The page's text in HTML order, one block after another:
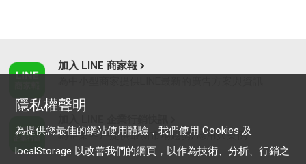
加入 LINE 商家報
為企業客戶提供最新市場趨勢, 應用與案例
隱私權聲明
為提供您最佳的網站使用體驗，我們使用 Cookies 及
localStorage 以改善我們的網頁，以作為技術、分析、行銷之